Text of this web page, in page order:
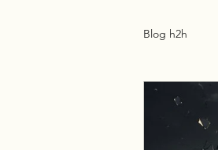
Blog h2h
Negócio